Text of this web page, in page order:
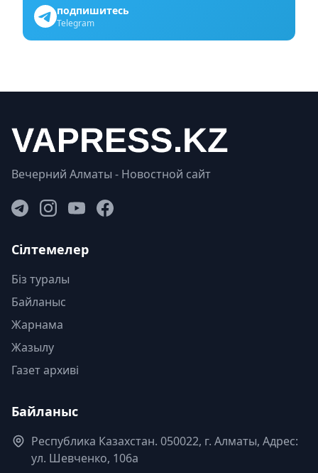
подпишитесь
Telegram
Вечерний Алматы - Новостной сайт
Сілтемелер
Біз туралы
Байланыс
Жарнама
Жазылу
Газет архиві
Байланыс
Республика Казахстан. 050022, г. Алматы, Адрес:
ул. Шевченко, 106а